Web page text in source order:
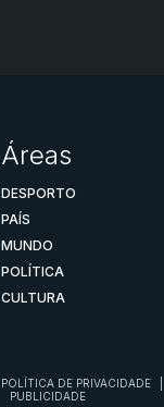
Áreas
DESPORTO
PAÍS
MUNDO
POLÍTICA
CULTURA
POLÍTICA DE PRIVACIDADE
PUBLICIDADE